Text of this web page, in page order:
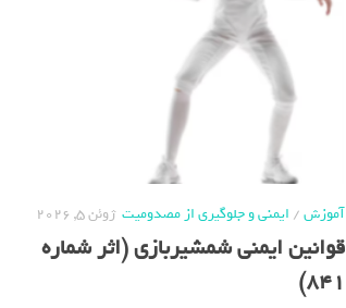
آموزش/ ایمنی و جلوگیری از مصدومیت ژوئن 5, 2026
قوانین ایمنی شمشیربازی (اثر شماره
841)